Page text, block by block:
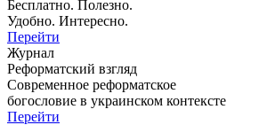
Бесплатно. Полезно.
Удобно. Интересно.
Перейти
Журнал
Реформатский взгляд
Современное реформатское
богословие в украинском контексте
Перейти